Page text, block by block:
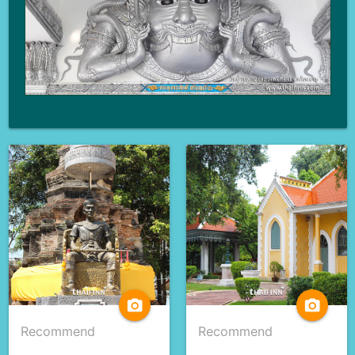
camera_alt
Recommend
camera_alt
Recommend